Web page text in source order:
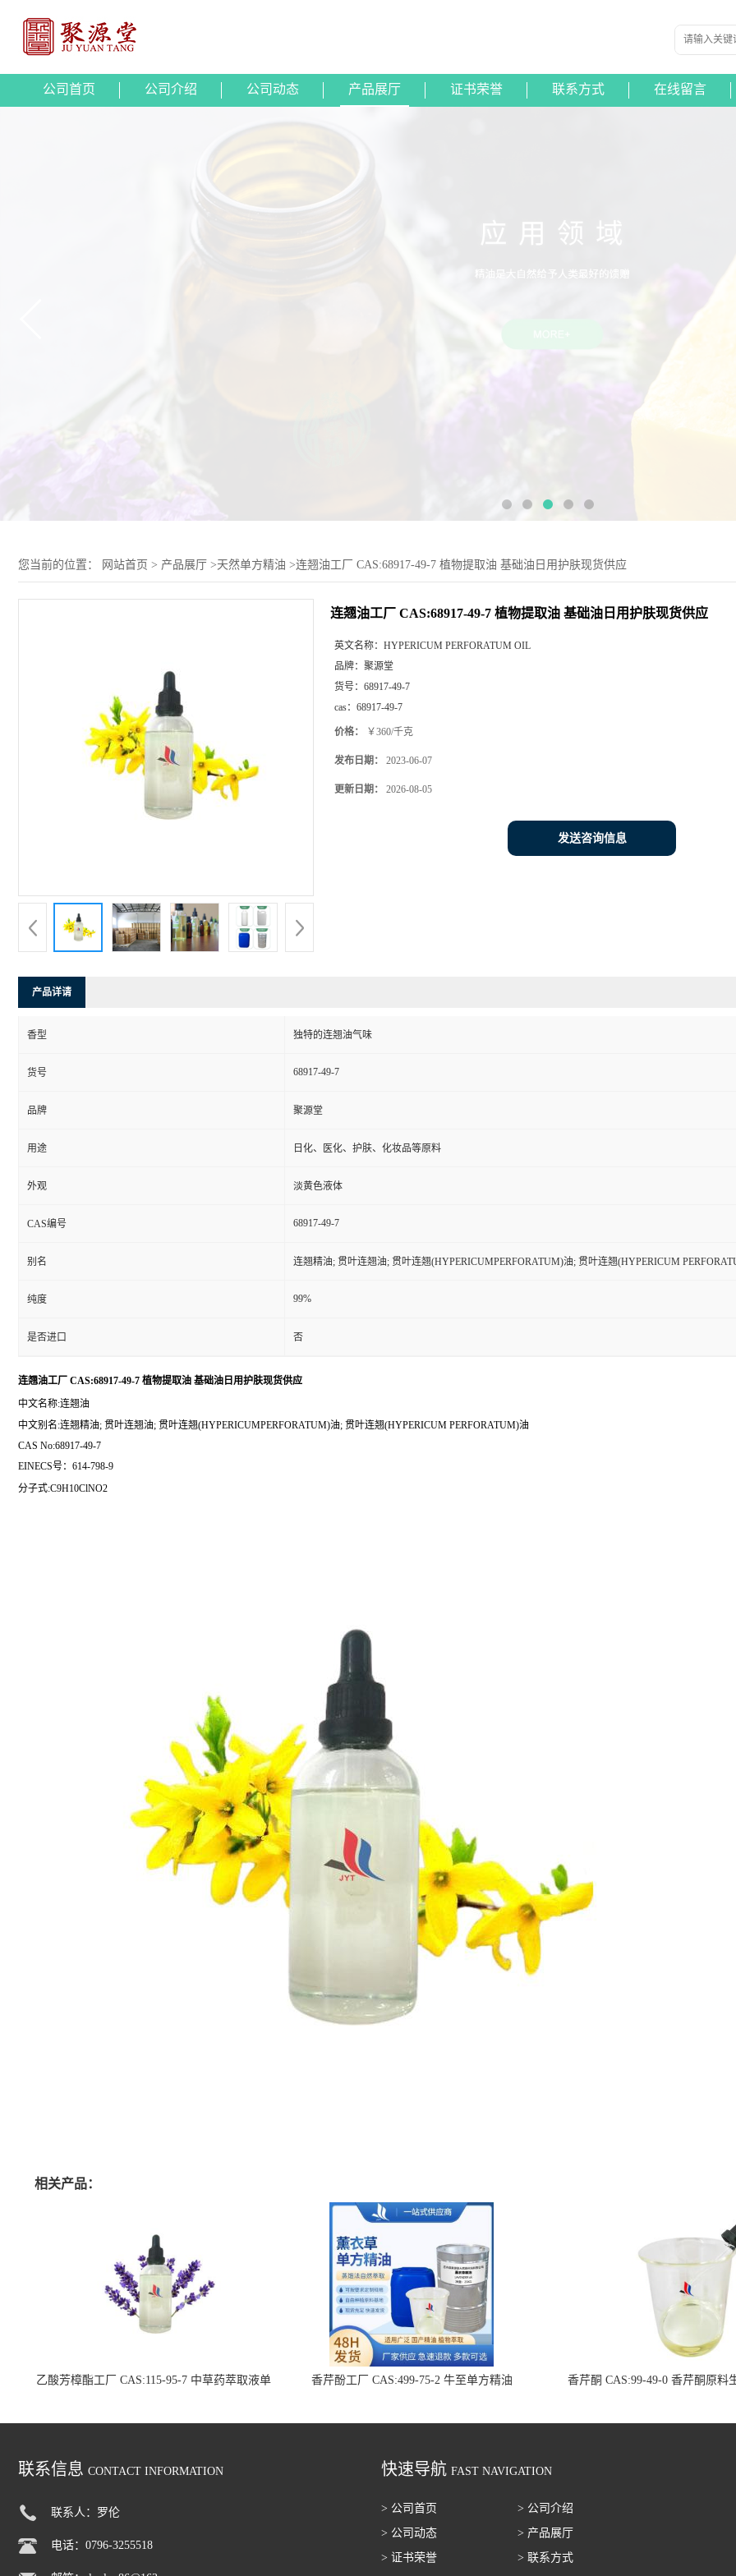
公司首页 公司介绍 公司动态 产品展厅 证书荣誉 联系方式 在线留言
您当前的位置： 网站首页 > 产品展厅 >天然单方精油 >连翘油工厂 CAS:68917-49-7 植物提取油 基础油日用护肤现货供应
连翘油工厂 CAS:68917-49-7 植物提取油 基础油日用护肤现货供应
英文名称： HYPERICUM PERFORATUM OIL
品牌： 聚源堂
货号： 68917-49-7
cas： 68917-49-7
价格： ￥360/千克
发布日期： 2023-06-07
更新日期： 2026-08-05
发送咨询信息
产品详请
香型 独特的连翘油气味
货号 68917-49-7
品牌 聚源堂
用途 日化、医化、护肤、化妆品等原料
外观 淡黄色液体
CAS编号 68917-49-7
别名 连翘精油; 贯叶连翘油; 贯叶连翘(HYPERICUMPERFORATUM)油; 贯叶连翘(HYPERICUM
纯度 99%
是否进口 否
连翘油工厂 CAS:68917-49-7 植物提取油 基础油日用护肤现货供应
中文名称:连翘油
中文别名:连翘精油; 贯叶连翘油; 贯叶连翘(HYPERICUMPERFORATUM)油; 贯叶连翘(HYPERICUM PERFORATUM)油
CAS No:68917-49-7
EINECS号：614-798-9
分子式:C9H10ClNO2
相关产品：
乙酸芳樟酯工厂 CAS:115-95-7 中草药萃取液单
香芹酚工厂 CAS:499-75-2 牛至单方精油 香芹酮 CAS:99-49-0 香芹酮原料
联系信息 CONTACT INFORMATION
联系人：罗伦
电话：0796-3255518
快速导航 FAST NAVIGATION
> 公司首页
> 公司介绍
> 公司动态
> 产品展厅
> 证书荣誉
> 联系方式